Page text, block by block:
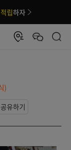
립하자
)
공유하기